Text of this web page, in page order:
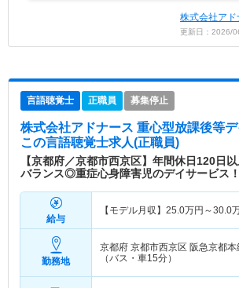
株式会社ア
更新日：2026/
言語聴覚士 正職員 募集停止
株式会社アドナース 重心型放課後等
こ の言語聴覚士求人(正職員)
【京都府／京都市西京区】年間休日120日
バランス◎重症心身障害児のデイサービス！
給与
【モデル月収】 25.0万円～30.0
勤務地
京都府 京都市西京区 阪急京都本
（バス・車15分）